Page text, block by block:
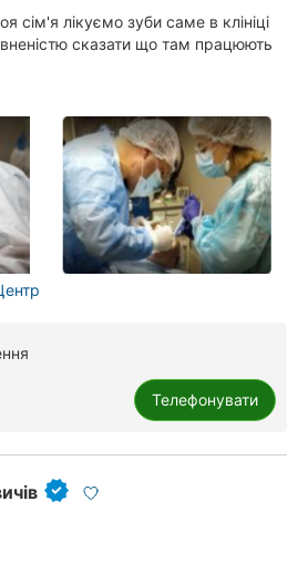
сім'я лікуємо зуби саме в клініці
сказати що там працюють
Телефонувати